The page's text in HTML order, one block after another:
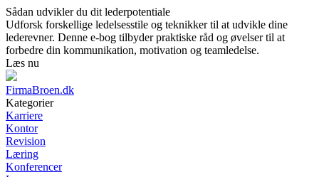
Sådan udvikler du dit lederpotentiale
Udforsk forskellige ledelsesstile og teknikker til at udvikle dine
lederevner. Denne e-bog tilbyder praktiske råd og øvelser til at
forbedre din kommunikation, motivation og teamledelse.
Læs nu
FirmaBroen.dk
Kategorier
Karriere
Kontor
Revision
Læring
Konferencer